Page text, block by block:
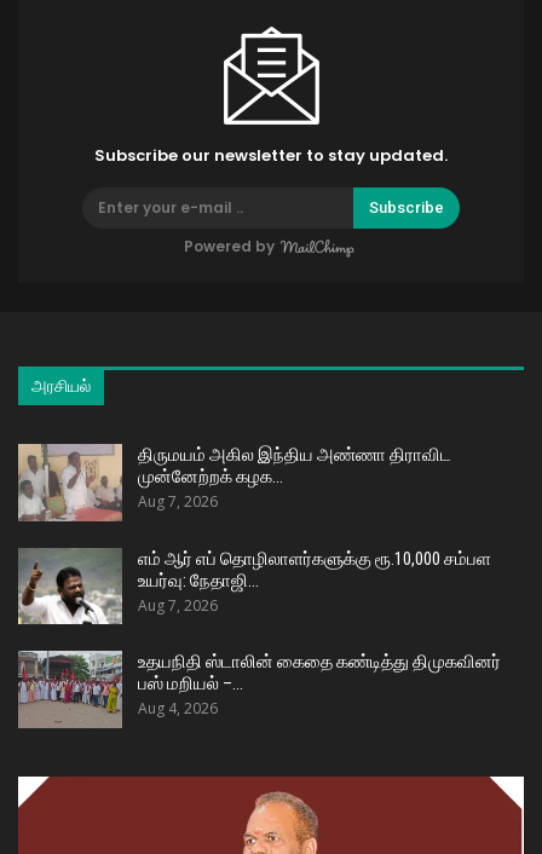
Subscribe our newsletter to stay updated.
Subscribe
Powered by
அரசியல்
திருமயம் அகில இந்திய அண்ணா திராவிட
முன்னேற்றக் கழக…
Aug 7, 2026
எம் ஆர் எப் தொழிலாளர்களுக்கு ரூ.10,000 சம்பள
உயர்வு: நேதாஜி…
Aug 7, 2026
உதயநிதி ஸ்டாலின் கைதை கண்டித்து திமுகவினர்
பஸ் மறியல் –…
Aug 4, 2026